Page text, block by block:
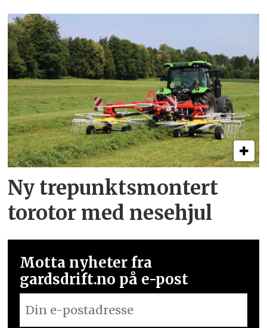
Ny trepunkts­montert
torotor med nesehjul
Motta nyheter fra
gardsdrift.no på e-post